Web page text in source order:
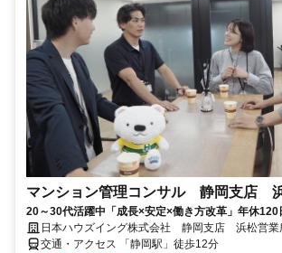
マンション管理コンサル 静岡支店
20～30代活躍中「成長×安定×働き方改革」年休120
日本ハウズイング株式会社 静岡支店 浜松営業
交通・アクセス 「静岡駅」徒歩12分